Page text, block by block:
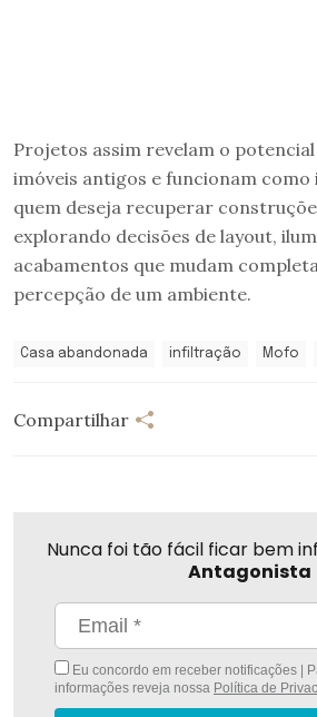
Projetos assim revelam o
imóveis antigos e funcionam
quem deseja recuperar
explorando decisões de layout,
acabamentos que mudam
percepção de um ambiente.
Casa abandonada infiltração Mofo
Compartilhar
Nunca foi tão fácil ficar bem
Antagonista
Eu concordo em receber notificações |
informações reveja nossa Política de